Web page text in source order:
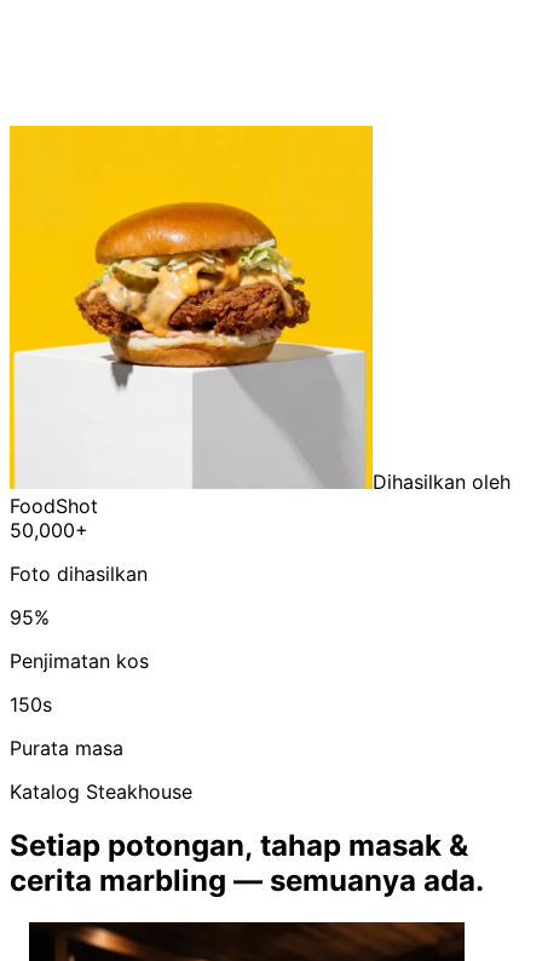
Dihasilkan oleh
FoodShot
50,000+
Foto dihasilkan
95%
Penjimatan kos
150s
Purata masa
Katalog Steakhouse
Setiap potongan, tahap masak &
cerita marbling — semuanya ada.